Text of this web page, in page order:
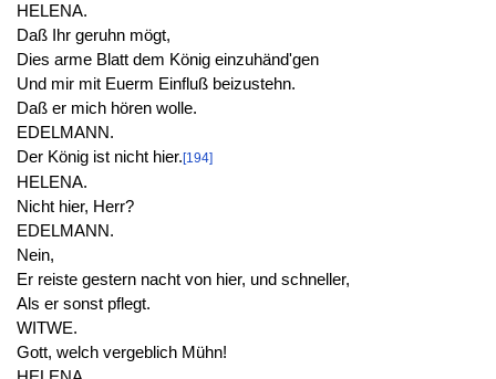
HELENA.
Daß Ihr geruhn mögt,
Dies arme Blatt dem König einzuhänd'gen
Und mir mit Euerm Einfluß beizustehn.
Daß er mich hören wolle.
EDELMANN.
Der König ist nicht hier.[194]
HELENA.
Nicht hier, Herr?
EDELMANN.
Nein,
Er reiste gestern nacht von hier, und schneller,
Als er sonst pflegt.
WITWE.
Gott, welch vergeblich Mühn!